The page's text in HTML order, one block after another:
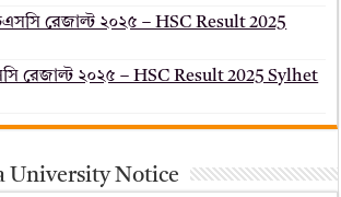
রেজাল্ট ২০২৫ – HSC Result 2025
রেজাল্ট ২০২৫ – HSC Result 2025 Sylhet
University Notice